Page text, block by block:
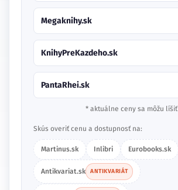
Megaknihy.sk
KnihyPreKazdeho.sk
PantaRhei.sk
* aktuálne ceny sa môžu líšiť
Skús overiť cenu a dostupnosť na:
Martinus.sk Inlibri Eurobooks.sk
Antikvariat.sk ANTIKVARIÁT